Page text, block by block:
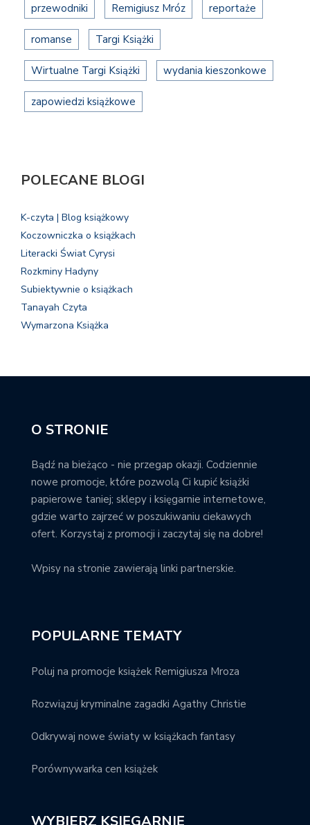
przewodniki Remigiusz Mróz reportaże
romanse Targi Książki
Wirtualne Targi Książki wydania kieszonkowe
zapowiedzi książkowe
POLECANE BLOGI
K-czyta | Blog książkowy
Koczowniczka o książkach
Literacki Świat Cyrysi
Rozkminy Hadyny
Subiektywnie o książkach
Tanayah Czyta
Wymarzona Książka
O STRONIE
Bądź na bieżąco - nie przegap okazji. Codziennie
nowe promocje, które pozwolą Ci kupić książki
papierowe taniej; sklepy i księgarnie internetowe,
gdzie warto zajrzeć w poszukiwaniu ciekawych
ofert. Korzystaj z promocji i zaczytaj się na dobre!
Wpisy na stronie zawierają linki partnerskie.
POPULARNE TEMATY
Poluj na promocje książek Remigiusza Mroza
Rozwiązuj kryminalne zagadki Agathy Christie
Odkrywaj nowe światy w książkach fantasy
Porównywarka cen książek
WYBIERZ KSIĘGARNIĘ